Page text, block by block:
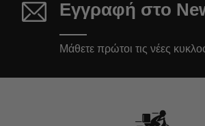
Εγγραφή στο
Μάθετε πρώτοι τις νέες